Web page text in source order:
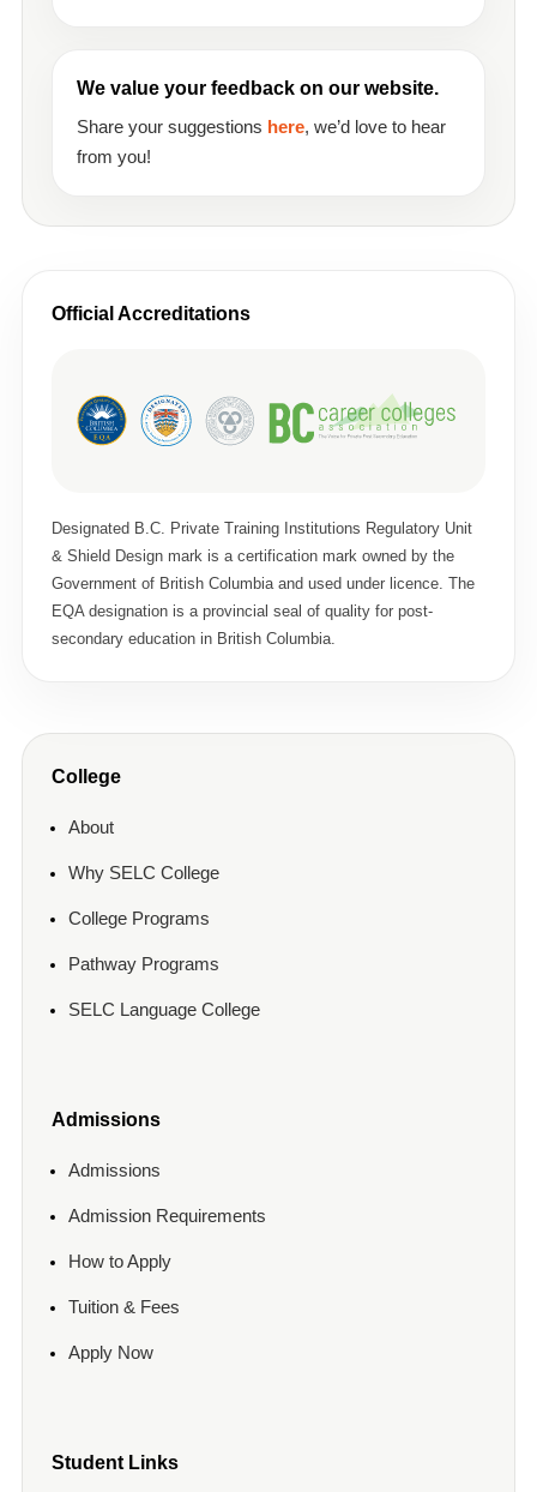
We value your feedback on our website.
Share your suggestions here, we’d love to hear
from you!
Official Accreditations
Designated B.C. Private Training Institutions Regulatory Unit
& Shield Design mark is a certification mark owned by the
Government of British Columbia and used under licence. The
EQA designation is a provincial seal of quality for post-
secondary education in British Columbia.
College
About
Why SELC College
College Programs
Pathway Programs
SELC Language College
Admissions
Admissions
Admission Requirements
How to Apply
Tuition & Fees
Apply Now
Student Links